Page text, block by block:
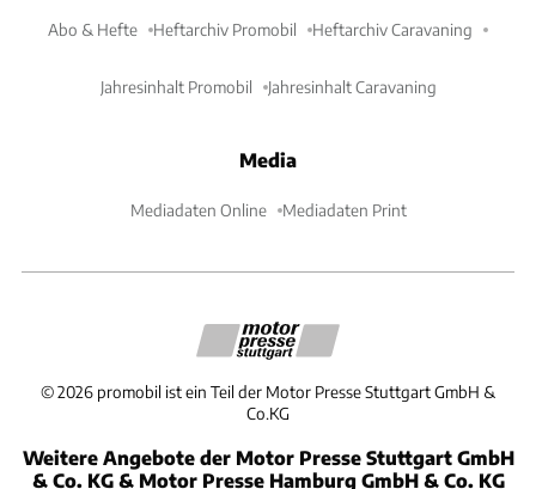
Abo & Hefte Heftarchiv Promobil Heftarchiv Caravaning
Jahresinhalt Promobil Jahresinhalt Caravaning
Media
Mediadaten Online Mediadaten Print
©2026 promobil ist ein Teil der Motor Presse Stuttgart GmbH &
Co.KG
Weitere Angebote der Motor Presse Stuttgart GmbH
& Co. KG & Motor Presse Hamburg GmbH & Co. KG